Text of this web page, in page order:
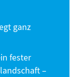
ganz
fester
–